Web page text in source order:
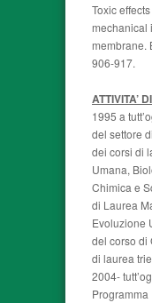
Toxic
mechanical
membrane.
906-917.
ATTIVITA’
1995 a
del settore
dei corsi di
Umana,
Chimica e
di Laurea
Evoluzione
del corso di
di laurea
2004-